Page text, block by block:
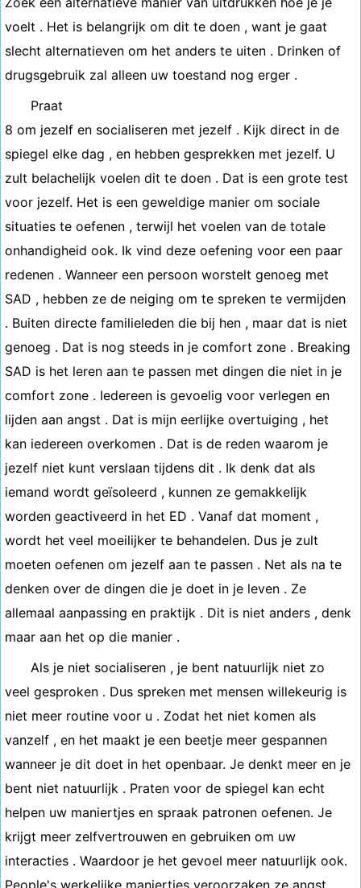
voelt . Het is belangrijk om dit te doen , want je gaat
slecht alternatieven om het anders te uiten . Drinken of
drugsgebruik zal alleen uw toestand nog erger .
Praat
8 om jezelf en socialiseren met jezelf . Kijk direct in de
spiegel elke dag , en hebben gesprekken met jezelf. U
zult belachelijk voelen dit te doen . Dat is een grote test
voor jezelf. Het is een geweldige manier om sociale
situaties te oefenen , terwijl het voelen van de totale
onhandigheid ook. Ik vind deze oefening voor een paar
redenen . Wanneer een persoon worstelt genoeg met
SAD , hebben ze de neiging om te spreken te vermijden
. Buiten directe familieleden die bij hen , maar dat is niet
genoeg . Dat is nog steeds in je comfort zone . Breaking
SAD is het leren aan te passen met dingen die niet in je
comfort zone . Iedereen is gevoelig voor verlegen en
lijden aan angst . Dat is mijn eerlijke overtuiging , het
kan iedereen overkomen . Dat is de reden waarom je
jezelf niet kunt verslaan tijdens dit . Ik denk dat als
iemand wordt geïsoleerd , kunnen ze gemakkelijk
worden geactiveerd in het ED . Vanaf dat moment ,
wordt het veel moeilijker te behandelen. Dus je zult
moeten oefenen om jezelf aan te passen . Net als na te
denken over de dingen die je doet in je leven . Ze
allemaal aanpassing en praktijk . Dit is niet anders , denk
maar aan het op die manier .
Als je niet socialiseren , je bent natuurlijk niet zo
veel gesproken . Dus spreken met mensen willekeurig is
niet meer routine voor u . Zodat het niet komen als
vanzelf , en het maakt je een beetje meer gespannen
wanneer je dit doet in het openbaar. Je denkt meer en je
bent niet natuurlijk . Praten voor de spiegel kan echt
helpen uw maniertjes en spraak patronen oefenen. Je
krijgt meer zelfvertrouwen en gebruiken om uw
interacties . Waardoor je het gevoel meer natuurlijk ook.
People's werkelijke maniertjes veroorzaken ze angst